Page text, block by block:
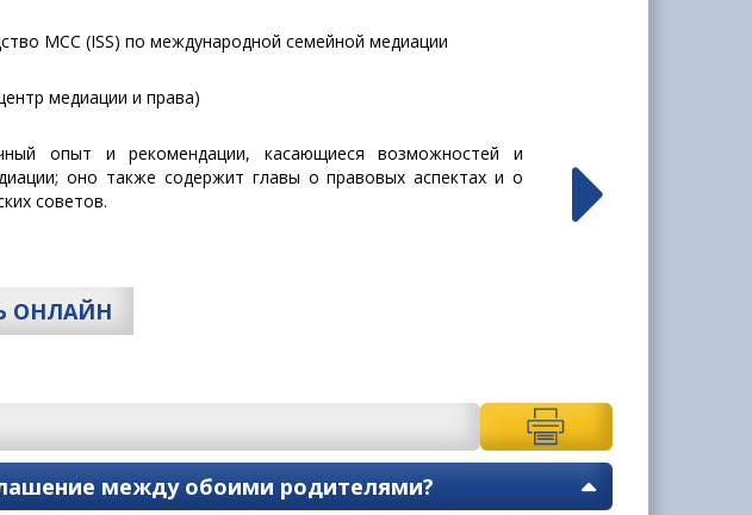
МСС (ISS) по международной семейной медиации
медиации и права)
опыт и рекомендации, касающиеся возможностей и
оно также содержит главы о правовых аспектах и о
советов.
ОНЛАЙН
между обоими родителями?